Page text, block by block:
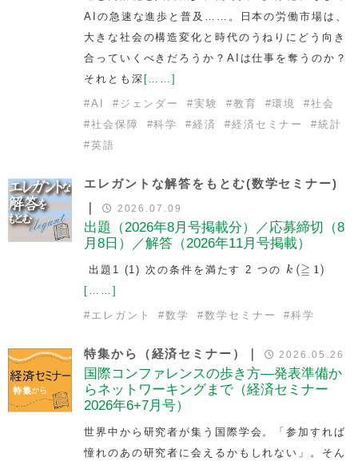
AIの急速な進歩と普及……。日本の労働市場は、
大きな社会の構造変化と時代のうねりにどう向き
合っていくべきだろうか？AIは仕事を奪うのか？
それとも深 [……]
#AI # ジェンダー #実験 #教育 #環境 #社会
#社会保障 #科学 #経済 #経済セミナー #統計
#英語
エレガントな解答をもとむ(数学セミナー)
2026.07.09
出題（2026年8月号掲載分）／応募締切（8
月8日）／解答（2026年11月号掲載）
出題1 (1) 次の条件を満たす 2 つの k (≧ 1)
k (≧1 )
[……]
# エレガント #数学 #数学セミナー #科学
特集から（経済セミナー）｜ 2026.05.26
国際コンファレンスの歩き方—発表準備か
らネットワーキングまで（経済セミナー
2026年6+7月号）
世界中から研究者が集う国際学会。「参加すれば
憧れのあの研究者に会えるかもしれない」。そん